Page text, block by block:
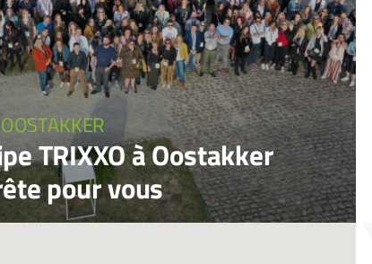
TRIXXO à Oostakker
pour vous